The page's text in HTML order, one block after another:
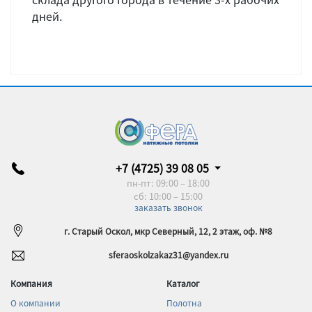
дней.
+7 (4725) 39 08 05
пн-пт: 09:00 – 18:00
сб: 10:00 – 15:00
заказать звонок
г. Старый Оскол, мкр Северный, 12, 2 этаж, оф. №8
sferaoskolzakaz31@yandex.ru
Компания
О компании
Каталог
Полотна